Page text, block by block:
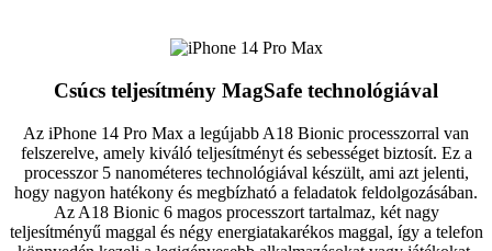
Csúcs teljesítmény MagSafe technológiával
Az iPhone 14 Pro Max a legújabb A18 Bionic processzorral van
felszerelve, amely kiváló teljesítményt és sebességet biztosít. Ez a
processzor 5 nanométeres technológiával készült, ami azt jelenti,
hogy nagyon hatékony és megbízható a feladatok feldolgozásában.
Az A18 Bionic 6 magos processzort tartalmaz, két nagy
teljesítményű maggal és négy energiatakarékos maggal, így a telefon